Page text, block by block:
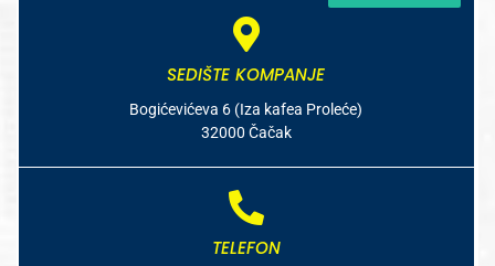
SEDIŠTE KOMPANJE
Bogićevićeva 6 (Iza kafea Proleće)
32000 Čačak
TELEFON